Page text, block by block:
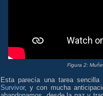
Figura 2:
Esta parecía una tarea
Survivor, y con mucha